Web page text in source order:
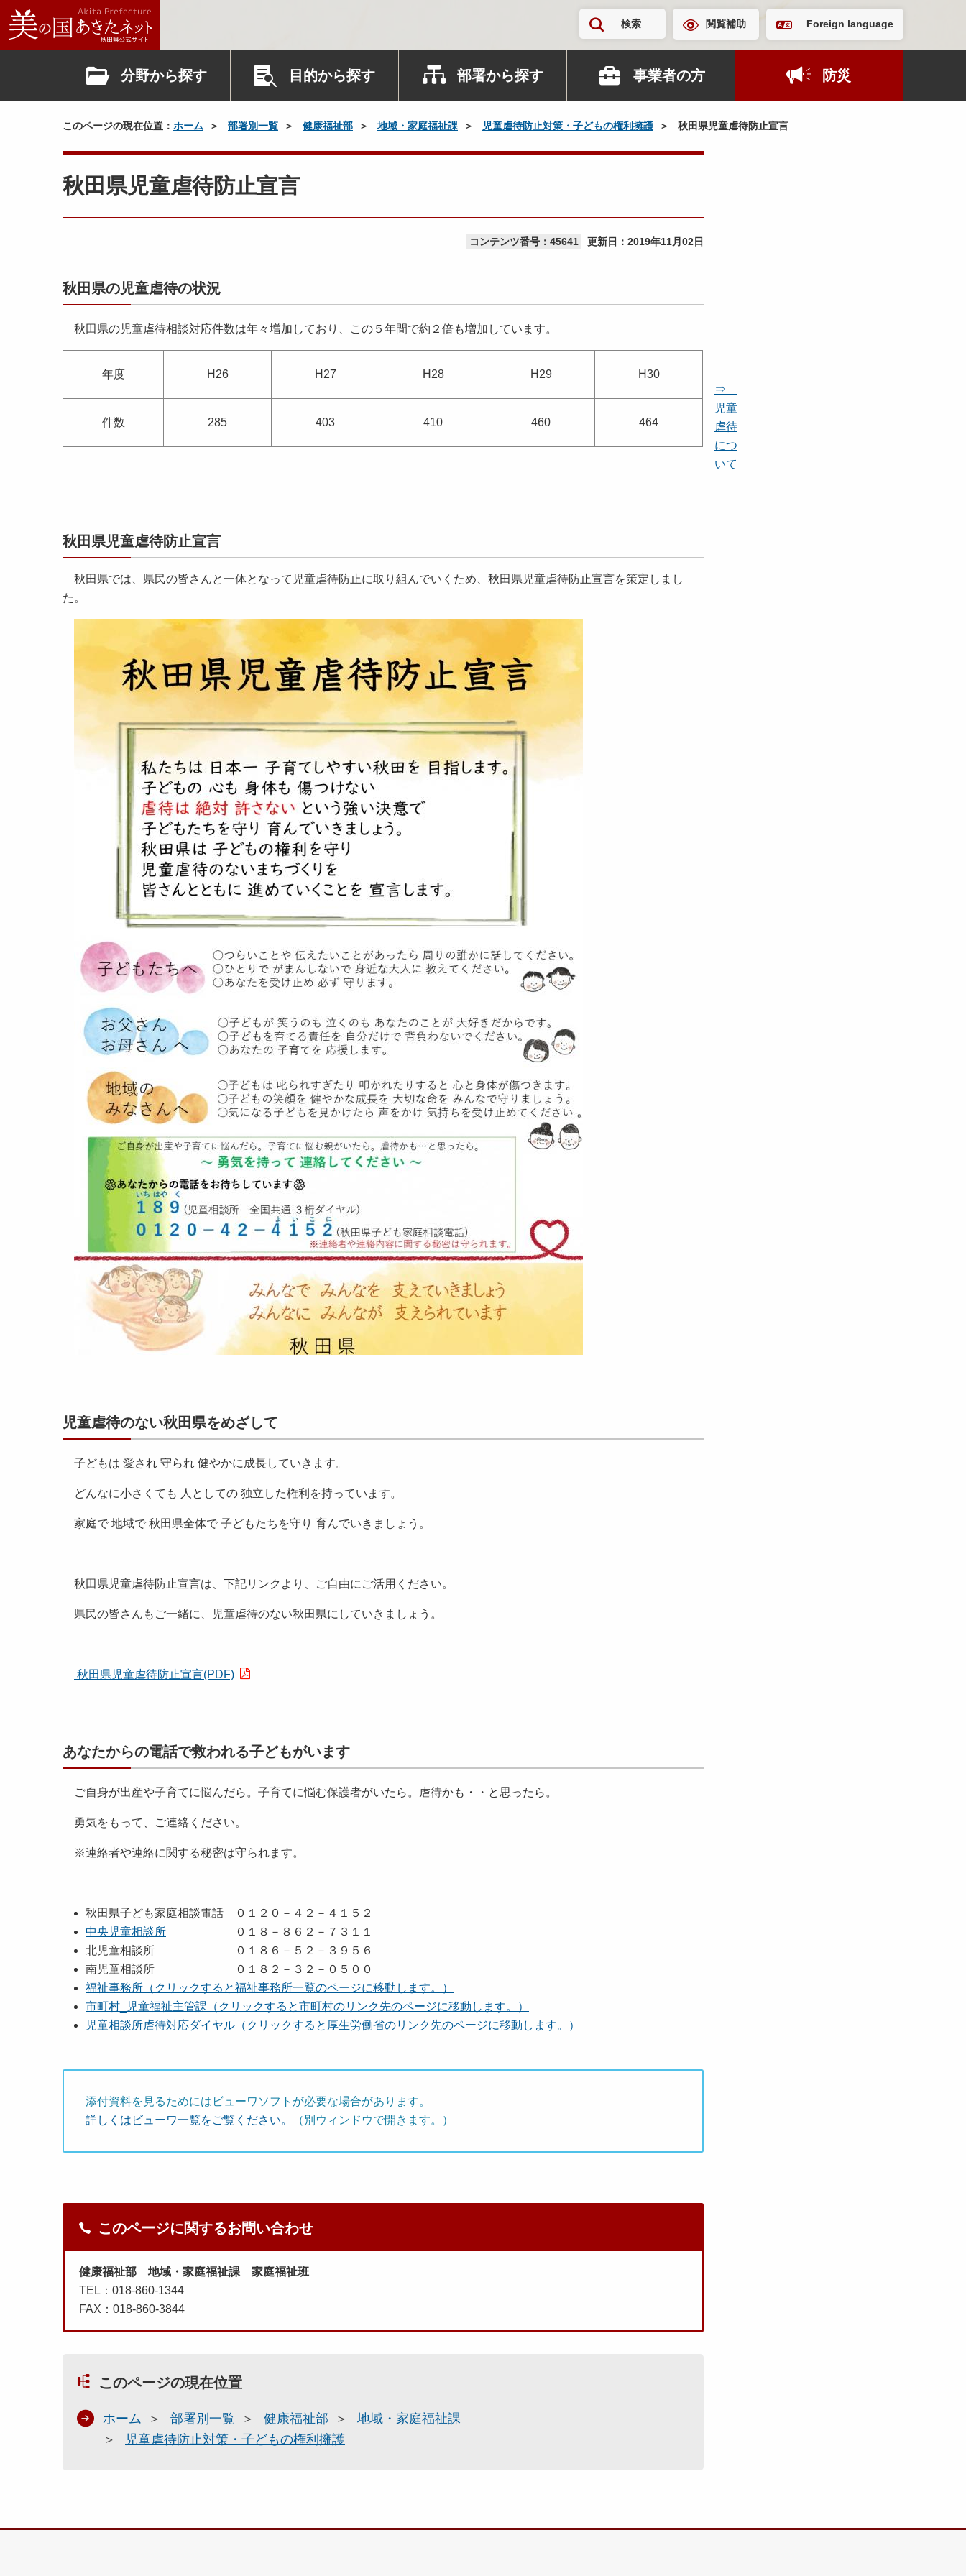
検索 閲覧補助 Foreign language
分野から探す 目的から探す 部署から探す 事業者の方 防災
このページの現在位置： ホーム 部署別一覧 健康福祉部 地域・家庭福祉課 児童虐待防止対策・子どもの権利擁護 秋田県児童虐待防止宣言
秋田県児童虐待防止宣言
コンテンツ番号：45641 更新日： 2019年11月02日
秋田県の児童虐待の状況
秋田県の児童虐待相談対応件数は年々増加しており、この５年間で約２倍も増加しています。
年度 H26 H27 H28 H29 H30
件数 285 403 410 460 464
⇒
児童
虐待
につ
いて
秋田県児童虐待防止宣言
秋田県では、県民の皆さんと一体となって児童虐待防止に取り組んでいくため、秋田県児童虐待防止宣言を策定しまし
た。
児童虐待のない秋田県をめざして
子どもは 愛され 守られ 健やかに成長していきます。
どんなに小さくても 人としての 独立した権利を持っています。
家庭で 地域で 秋田県全体で 子どもたちを守り 育んでいきましょう。
秋田県児童虐待防止宣言は、下記リンクより、ご自由にご活用ください。
県民の皆さんもご一緒に、児童虐待のない秋田県にしていきましょう。
秋田県児童虐待防止宣言(PDF)
あなたからの電話で救われる子どもがいます
ご自身が出産や子育てに悩んだら。子育てに悩む保護者がいたら。虐待かも・・と思ったら。
勇気をもって、ご連絡ください。
※連絡者や連絡に関する秘密は守られます。
秋田県子ども家庭相談電話 ０１２０－４２－４１５２
中央児童相談所 ０１８－８６２－７３１１
北児童相談所 ０１８６－５２－３９５６
南児童相談所 ０１８２－３２－０５００
福祉事務所（クリックすると福祉事務所一覧のページに移動します。）
市町村_児童福祉主管課（クリックすると市町村のリンク先のページに移動します。）
児童相談所虐待対応ダイヤル（クリックすると厚生労働省のリンク先のページに移動します。）
添付資料を見るためにはビューワソフトが必要な場合があります。
詳しくはビューワ一覧をご覧ください。
（別ウィンドウで開きます。）
このページに関するお問い合わせ
健康福祉部 地域・家庭福祉課 家庭福祉班
TEL：018-860-1344
FAX：018-860-3844
このページの現在位置
ホーム 部署別一覧 健康福祉部
地域・家庭福祉課
児童虐待防止対策・子どもの権利擁護